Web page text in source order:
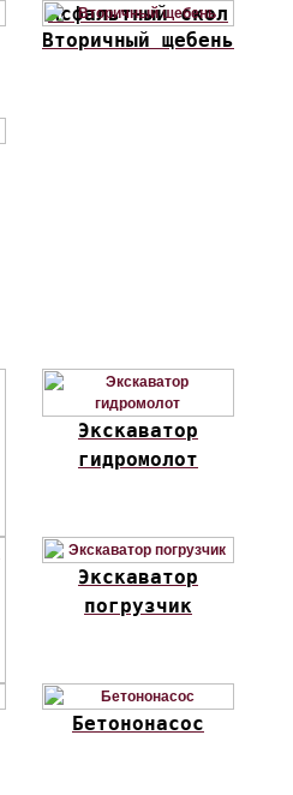
Асфальтный скол
Вторичный щебень
Экскаватор
гидромолот
Экскаватор
погрузчик
Бетононасос